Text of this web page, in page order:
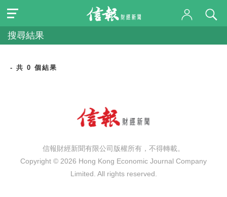
搜尋結果
- 共 0 個結果
信報財經新聞有限公司版權所有，不得轉載。
Copyright © 2026 Hong Kong Economic Journal Company
Limited. All rights reserved.